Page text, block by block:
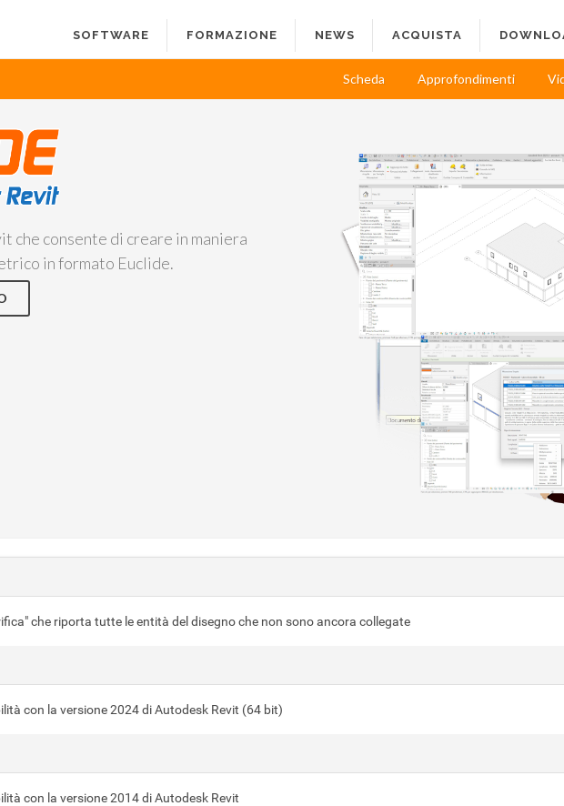
SOFTWARE FORMAZIONE NEWS ACQUISTA
Scheda Approfondimenti
che consente di creare in maniera
in formato Euclide.
che riporta tutte le entità del disegno che non sono ancora collegate
con la versione 2024 di Autodesk Revit (64 bit)
con la versione 2014 di Autodesk Revit